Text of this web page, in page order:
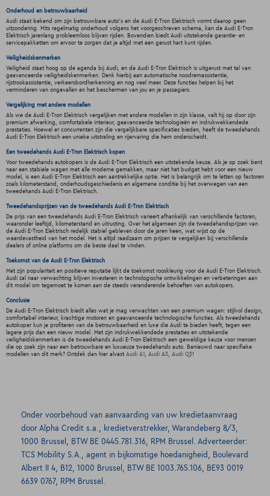
Onderhoud en betrouwbaarheid
Audi staat bekend om zijn betrouwbare auto's en de Audi E-Tron Elektrisch vormt daarop geen
uitzondering. Mits regelmatig onderhoud volgens het voorgeschreven schema, kan de Audi E-Tron
Elektrisch jarenlang probleemloos blijven rijden. Bovendien biedt Audi uitstekende garantie- en
servicepakketten om ervoor te zorgen dat je altijd met een gerust hart kunt rijden.
Veiligheidskenmerken
Veiligheid staat hoog op de agenda bij Audi, en de Audi E-Tron Elektrisch is uitgerust met tal van
geavanceerde veiligheidskenmerken. Denk hierbij aan automatische noodremassistentie,
rijstrookassistentie, verkeersbordherkenning en nog veel meer. Deze functies helpen bij het
verminderen van ongevallen en het beschermen van jou en je passagiers.
Vergelijking met andere modellen
Als we de Audi E-Tron Elektrisch vergelijken met andere modellen in zijn klasse, valt hij op door zijn
premium afwerking, comfortabele interieur, geavanceerde technologieën en indrukwekkendede
prestaties. Hoewel er concurrenten zijn die vergelijkbare specificaties bieden, heeft de tweedehands
Audi E-Tron Elektrisch een unieke uitstraling en rijervaring die hem onderscheidt.
Een tweedehands Audi E-Tron Elektrisch kopen
Voor tweedehands autokopers is de Audi E-Tron Elektrisch een uitstekende keuze. Als je op zoek bent
naar een stabiele wagen met alle moderne gemakken, maar niet het budget hebt voor een nieuw
model, is een Audi E-Tron Elektrisch een aantrekkelijke optie. Het is belangrijk om te letten op factoren
zoals kilometerstand, onderhoudsgeschiedenis en algemene conditie bij het overwegen van een
tweedehands Audi E-Tron Elektrisch.
Tweedehandsprijzen van de tweedehands Audi E-Tron Elektrisch
De prijs van een tweedehands Audi E-Tron Elektrisch varieert afhankelijk van verschillende factoren,
waaronder leeftijd, kilometerstand en uitrusting. Over het algemeen zijn de tweedehandsprijzen van
de Audi E-Tron Elektrisch redelijk stabiel gebleven door de jaren heen, wat wijst op de
waardevastheid van het model. Het is altijd raadzaam om prijzen te vergelijken bij verschillende
dealers of online platforms om de beste deal te vinden.
Toekomst van de Audi E-Tron Elektrisch
Met zijn populariteit en positieve reputatie lijkt de toekomst rooskleurig voor de Audi E-Tron Elektrisch.
Audi zal naar verwachting blijven investeren in technologische ontwikkelingen en verbeteringen aan
dit model om tegemoet te komen aan de steeds veranderende behoeften van autokopers.
Conclusie
De Audi E-Tron Elektrisch biedt alles wat je mag verwachten van een premium wagen: stijlvol design,
comfortabel interieur, krachtige motoren en geavanceerde technologische functies. Als tweedehands
autokoper kun je profiteren van de betrouwbaarheid en luxe die Audi te bieden heeft, tegen een
lagere prijs dan een nieuw model. Met zijn indrukwekkendede prestaties en uitstekende
veiligheidskenmerken is de tweedehands Audi E-Tron Elektrisch een geweldige keuze voor mensen
die op zoek zijn naar een betrouwbare en luxueuze tweedehands auto. Benieuwd naar specifieke
modellen van dit merk? Ontdek dan hier alvast Audi A1 , Audi A3, Audi Q5!
Onder voorbehoud van aanvaarding van uw kredietaanvraag
door Alpha Credit s.a., kredietverstrekker, Warandeberg 8/3,
1000 Brussel, BTW BE 0445.781.316, RPM Brussel. Adverteerder:
TCS Mobility S.A., agent in bijkomstige hoedanigheid, Boulevard
Albert II 4, B12, 1000 Brussel, BTW BE 1003.765.106, BE93 0019
6639 0767, RPM Brussel.